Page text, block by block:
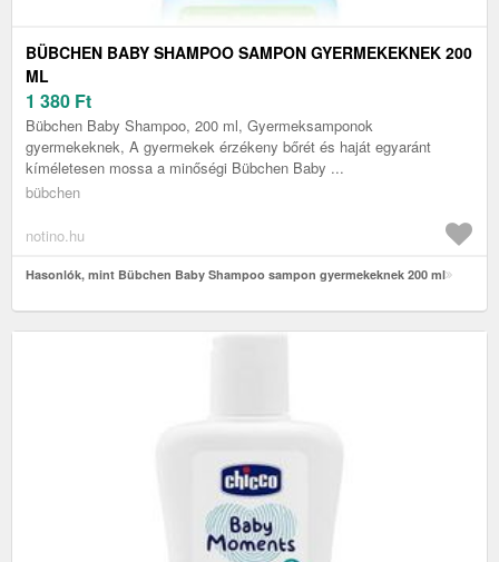
BÜBCHEN BABY SHAMPOO SAMPON GYERMEKEKNEK 200
ML
1 380 Ft
Bübchen Baby Shampoo, 200 ml, Gyermeksamponok
gyermekeknek, A gyermekek érzékeny bőrét és haját egyaránt
kíméletesen mossa a minőségi Bübchen Baby ...
bübchen
notino.hu
Hasonlók, mint Bübchen Baby Shampoo sampon gyermekeknek 200 ml